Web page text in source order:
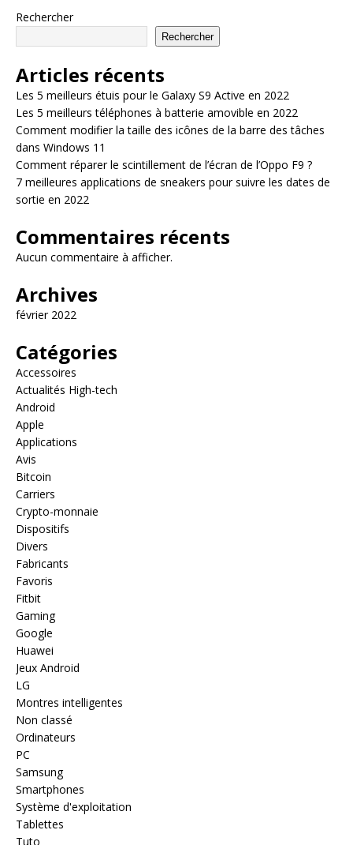
Rechercher
Rechercher
Articles récents
Les 5 meilleurs étuis pour le Galaxy S9 Active en 2022
Les 5 meilleurs téléphones à batterie amovible en 2022
Comment modifier la taille des icônes de la barre des tâches
dans Windows 11
Comment réparer le scintillement de l’écran de l’Oppo F9 ?
7 meilleures applications de sneakers pour suivre les dates de
sortie en 2022
Commentaires récents
Aucun commentaire à afficher.
Archives
février 2022
Catégories
Accessoires
Actualités High-tech
Android
Apple
Applications
Avis
Bitcoin
Carriers
Crypto-monnaie
Dispositifs
Divers
Fabricants
Favoris
Fitbit
Gaming
Google
Huawei
Jeux Android
LG
Montres intelligentes
Non classé
Ordinateurs
PC
Samsung
Smartphones
Système d'exploitation
Tablettes
Tuto